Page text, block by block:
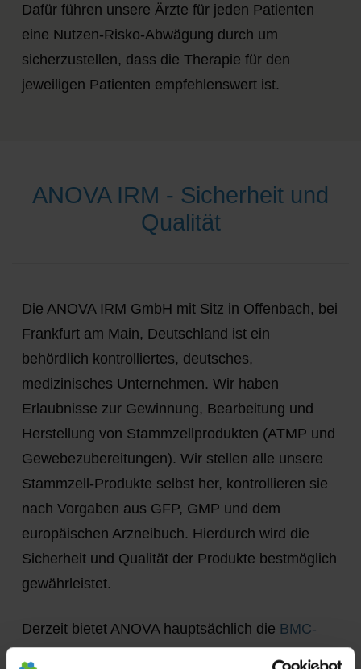
Dafür führen unsere Ärzte für jeden Patienten
eine Nutzen-Risko-Abwägung durch um
sicherzustellen, dass die Therapie für den
jeweiligen Patienten empfehlenswert ist.
ANOVA IRM - Sicherheit und
Qualität
Die ANOVA IRM GmbH mit Sitz in Offenbach, bei
Frankfurt am Main, Deutschland ist ein
behördlich kontrolliertes, deutsches,
medizinisches Unternehmen. Wir haben
Erlaubnisse zur Gewinnung, Bearbeitung und
Herstellung von Stammzellprodukten (ATMP und
Gewebezubereitungen). Wir stellen alle unsere
Stammzell-Produkte selbst her, kontrollieren sie
nach Vorgaben aus GFP, GMP und dem
europäischen Arzneibuch. Hierdurch wird die
Sicherheit und Qualität der Produkte bestmöglich
gewährleistet.
Derzeit bietet ANOVA hauptsächlich die BMC-
Therapiean, die in Form einer